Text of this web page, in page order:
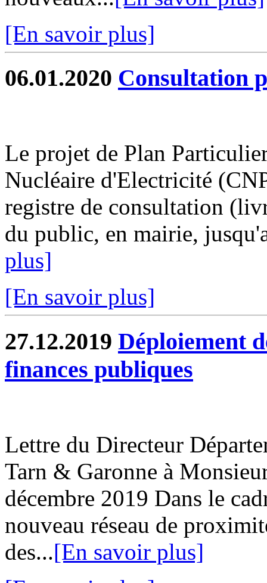
[En savoir plus]
06.01.2020 Consultation
Le projet de Plan
Nucléaire d'Electricité
registre de consultation
du public, en mairie,
plus]
[En savoir plus]
27.12.2019 Déploiement
finances publiques
Lettre du Directeur
Tarn & Garonne à
décembre 2019 Dans le
nouveau réseau de
des...[En savoir plus]